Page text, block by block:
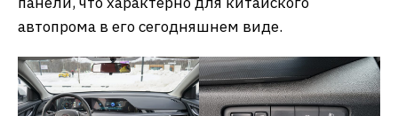
автопрома в его сегодняшнем виде.